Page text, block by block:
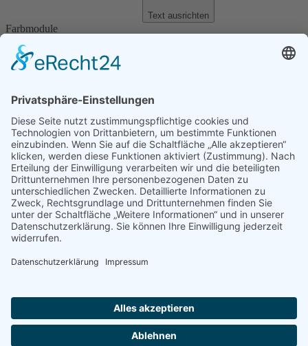
Text ausrichten
Farbmodule
Heller Kontrast Hoher Kontrast
Orientierungsmodule
Leselinie Leseansicht Bilder ausblenden Inhalt hervorheben
Links hervorheben
Skip To Content